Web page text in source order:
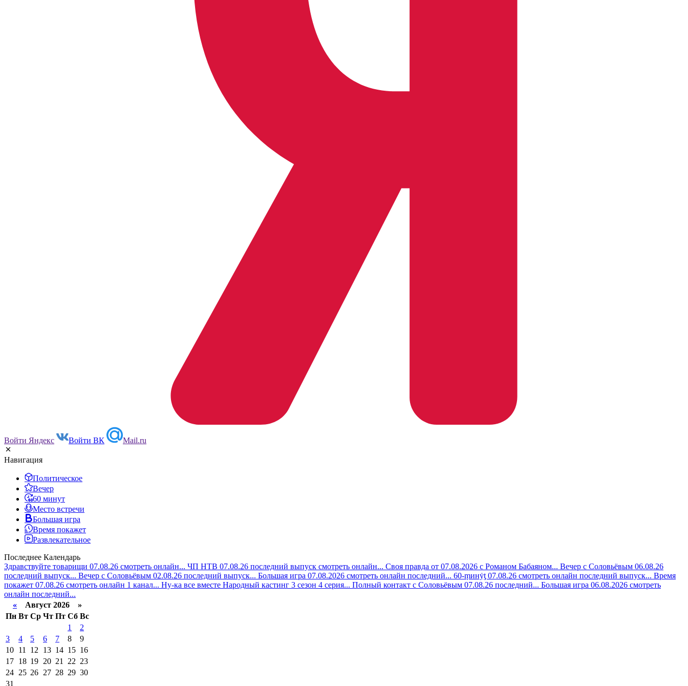
Войти Яндекс Войти ВК Mail.ru
Навигация
Политическое
Вечер
60 минут
Место встречи
Большая игра
Время покажет
Развлекательное
Последнее Календарь
Здравствуйте товарищи 07.08.26 смотреть онлайн... ЧП НТВ 07.08.26 последний выпуск смотреть онлайн... Своя правда от 07.08.2026 с Романом Бабаяном... Вечер с Соловьёвым 06.08.26
последний выпуск... Вечер с Соловьёвым 02.08.26 последний выпуск... Большая игра 07.08.2026 смотреть онлайн последний... 60-ṃинẏƫ 07.08.26 смотреть онлайн последний выпуск... Время
покажет 07.08.26 смотреть онлайн 1 канал... Ну-ка все вместе Народный кастинг 3 сезон 4 серия... Полный контакт с Соловьёвым 07.08.26 последний... Большая игра 06.08.2026 смотреть
онлайн последний...
« Август 2026 »
Пн Вт Ср Чт Пт Сб Вс
1
2
3
4 5 6 7 8
9
10 11 12 13 14 15 16
17 18 19 20 21 22 23
24 25 26 27 28 29 30
31